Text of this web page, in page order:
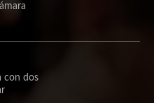
con dos